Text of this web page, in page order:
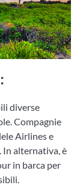
diverse
Compagnie
Airlines e
alternativa, è
in barca per